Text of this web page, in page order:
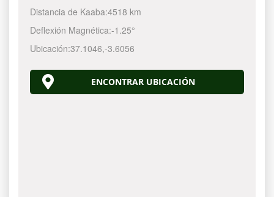
Distancia de Kaaba:4518 km
Deflexión Magnética:-1.25°
Ubicación:37.1046,-3.6056
ENCONTRAR UBICACIÓN